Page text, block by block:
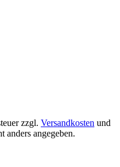
zzgl. Versandkosten und
anders angegeben.